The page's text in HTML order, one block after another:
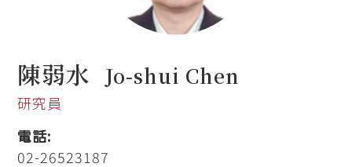
陳弱水 Jo-shui Chen
研究員
電話:
02-26523187